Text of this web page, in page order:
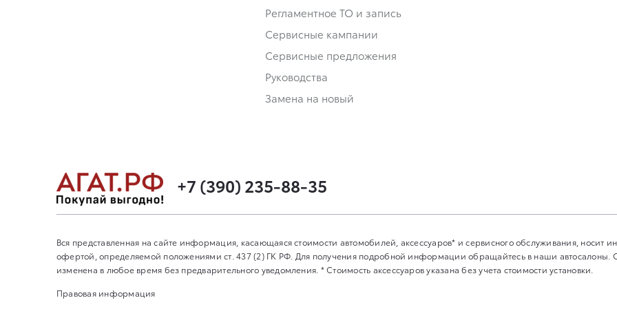
Регламентное ТО и запись
Сервисные кампании
Сервисные предложения
Руководства
Замена на новый
+7 (390) 235-88-35
Вся представленная на сайте информация, касающаяся стоимости автомобилей, аксессуаров* и сервисного обслуживания, носит
офертой, определяемой положениями ст. 437 (2) ГК РФ. Для получения подробной информации обращайтесь в наши
изменена в любое время без предварительного уведомления. * Стоимость аксессуаров указана без учета стоимости установки.
Правовая информация